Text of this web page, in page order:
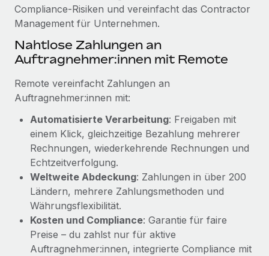
Mehr erfahren
Compliance‑Risiken und vereinfacht das Contractor
Management für Unternehmen.
Nahtlose Zahlungen an
Auftragnehmer:innen mit Remote
Remote vereinfacht Zahlungen an
Auftragnehmer:innen mit:
Automatisierte Verarbeitung: Freigaben mit
einem Klick, gleichzeitige Bezahlung mehrerer
Rechnungen, wiederkehrende Rechnungen und
Echtzeitverfolgung.
Weltweite Abdeckung: Zahlungen in über 200
Ländern, mehrere Zahlungsmethoden und
Währungsflexibilität.
Kosten und Compliance: Garantie für faire
Preise – du zahlst nur für aktive
Auftragnehmer:innen, integrierte Compliance mit